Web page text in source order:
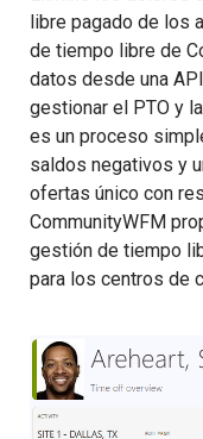
libre pagado de los
de tiempo libre de
datos desde una
gestionar el PTO y
es un proceso
saldos negativos y
ofertas único con
CommunityWFM
gestión de tiempo
para los centros de